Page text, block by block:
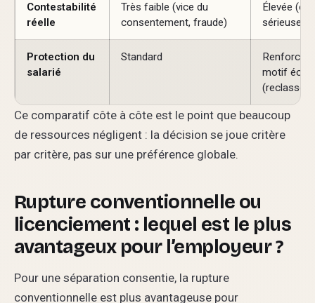
Contestabilité
réelle
Très faible (vice du
consentement, fraude)
Élevée
sérieuse
Protection du
salarié
Standard
Renforcée
motif
Ce comparatif côte à côte est le point que beaucoup
de ressources négligent : la décision se joue critère
par critère, pas sur une préférence globale.
Rupture conventionnelle ou
licenciement : lequel est le plus
avantageux pour l’employeur ?
Pour une séparation consentie, la rupture
conventionnelle est plus avantageuse pour